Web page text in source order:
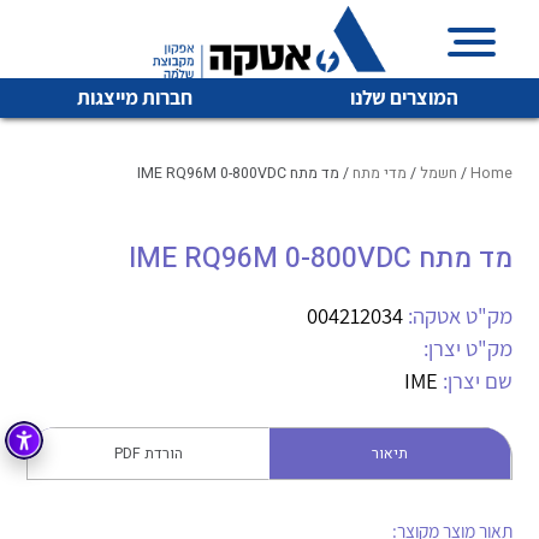
המוצרים שלנו חברות מייצגות
איכות | שרות | זמינות
והפצה של מוצרי
מיתוג, בקרה , ואינסטלציה חשמלית ופעילה ב7 תחומים:
חשמל
רובוטיקה ואוטומציה תעשייתית
Home
/ חשמל / מדי מתח / מד מתח IME RQ96M 0-800VDC
מד מתח IME RQ96M 0-800VDC
מק"ט אטקה: 004212034
מק"ט יצרן:
שם יצרן: IME
תיאור הורדת PDF
תאור מוצר מקוצר: